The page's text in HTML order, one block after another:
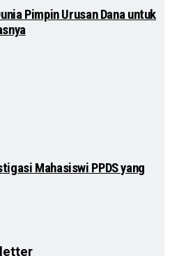
Pimpin Urusan Dana untuk
Mahasiswi PPDS yang